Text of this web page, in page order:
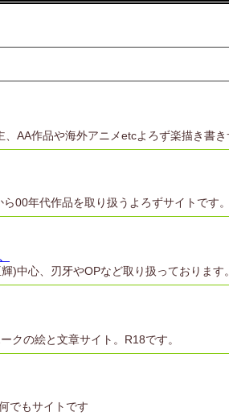
、AA作品や海外アニメetcよろず楽描き書き
00年代作品を取り扱うよろずサイトです
)中心、刃牙やOPなど取り扱っております
クの絵と文章サイト。R18です。
でもサイトです